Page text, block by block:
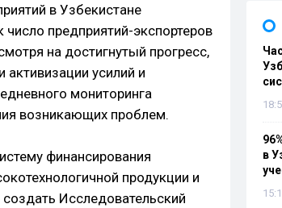
в Узбекистане
предприятий-экспортеров
на достигнутый прогресс,
усилий и
мониторинга
возникающих проблем.
финансирования
продукции и
Исследовательский
в